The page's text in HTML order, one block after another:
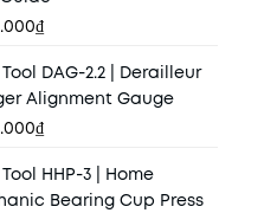
DAG-2.2 | Derailleur
Alignment Gauge
HHP-3 | Home
Bearing Cup Press